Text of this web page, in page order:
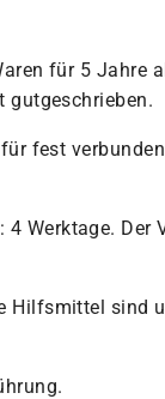
für 5 Jahre
gutgeschrieben.
fest
Werktage.
Hilfsmittel sind